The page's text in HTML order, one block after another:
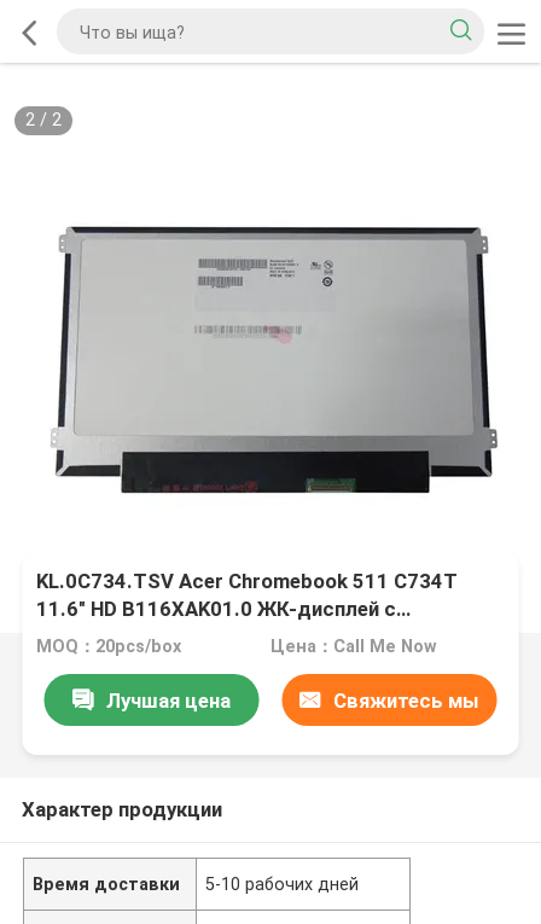
2/ 2
KL.0C734.TSV Acer Chromebook 511 C734T
11.6" HD B116XAK01.0 ЖК-дисплей с
сенсорным экраном
MOQ：20pcs/box Цена：Call Me Now
Лучшая цена Свяжитесь мы
Характер продукции
Время доставки 5-10 рабочих дней